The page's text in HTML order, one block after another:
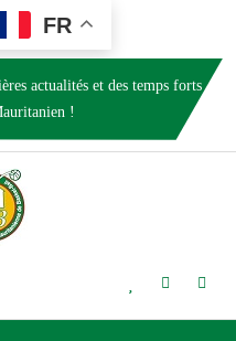
FR
actualités et des temps forts
!